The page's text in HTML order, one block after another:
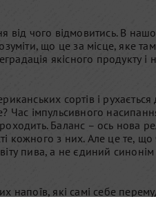
від чого відмовитись. В
що це за місце, яке
якісного продукту
сортів і
Час імпульсивного
Баланс – ось нова
кожного з них. Але це те,
пива, а не єдиний
напоїв, які самі себе